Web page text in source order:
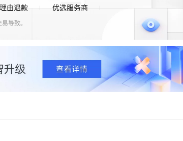
由退款 优选服务商
导致。